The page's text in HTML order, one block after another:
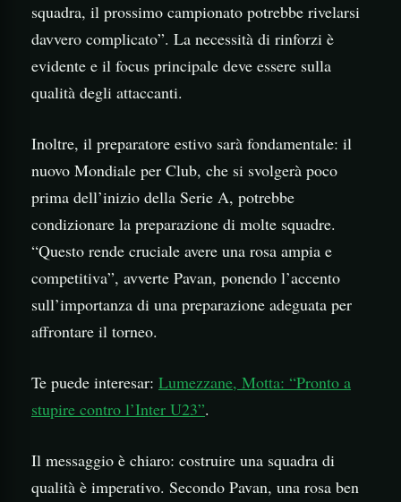
squadra, il prossimo campionato potrebbe rivelarsi
davvero complicato”. La necessità di rinforzi è
evidente e il focus principale deve essere sulla
qualità degli attaccanti.
Inoltre, il preparatore estivo sarà fondamentale: il
nuovo Mondiale per Club, che si svolgerà poco
prima dell’inizio della Serie A, potrebbe
condizionare la preparazione di molte squadre.
“Questo rende cruciale avere una rosa ampia e
competitiva”, avverte Pavan, ponendo l’accento
sull’importanza di una preparazione adeguata per
affrontare il torneo.
Te puede interesar: Lumezzane, Motta: “Pronto a
stupire contro l’Inter U23”.
Il messaggio è chiaro: costruire una squadra di
qualità è imperativo. Secondo Pavan, una rosa ben